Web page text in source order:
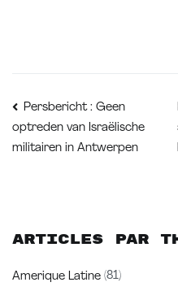
de
Persbericht : Geen
optreden van Israëlische
militairen in Antwerpen
Articles par
Amerique Latine (81)